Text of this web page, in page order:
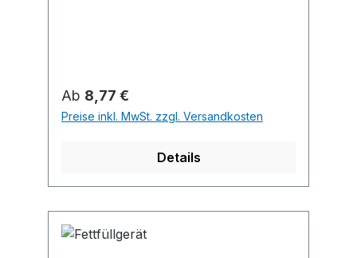
Regulärer Preis:
Ab 8,77 €
Preise inkl. MwSt. zzgl. Versandkosten
Details